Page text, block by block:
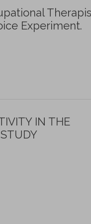
Experiment.
IN THE